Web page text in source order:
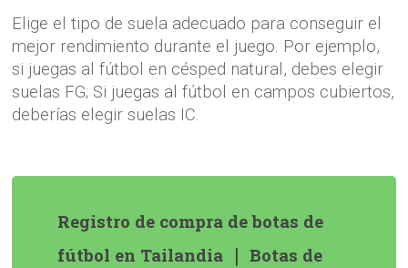
Elige el tipo de suela adecuado para conseguir el
mejor rendimiento durante el juego. Por ejemplo,
si juegas al fútbol en césped natural, debes elegir
suelas FG; Si juegas al fútbol en campos cubiertos,
deberías elegir suelas IC.
Registro de compra de botas de
fútbol en Tailandia ｜ Botas de